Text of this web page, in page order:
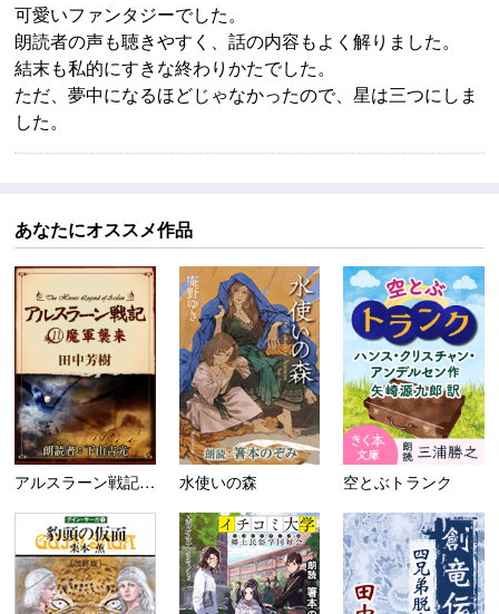
可愛いファンタジーでした。
朗読者の声も聴きやすく、話の内容もよく解りました。
結末も私的にすきな終わりかたでした。
ただ、夢中になるほどじゃなかったので、星は三つにしま
した。
あなたにオススメ作品
アルスラーン戦記11 魔軍襲... 水使いの森 空とぶトランク